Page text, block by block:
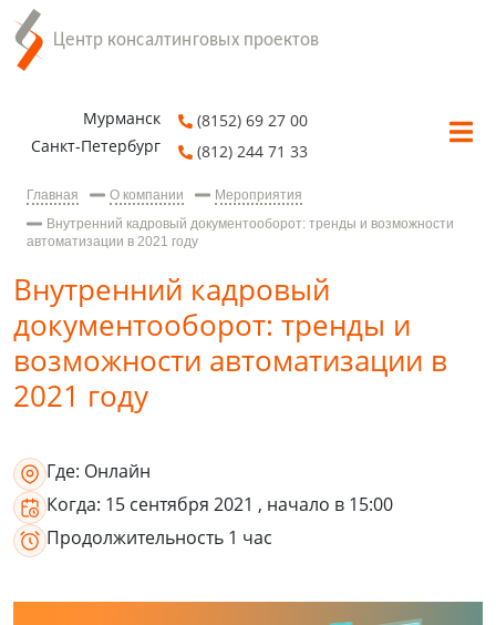
Мурманск
Санкт-Петербург
(8152) 69 27 00
(812) 244 71 33
Главная О компании
Мероприятия
Внутренний кадровый документооборот: тренды и возможности
автоматизации в 2021 году
Внутренний кадровый
документооборот: тренды и
возможности автоматизации в
2021 году
Где: Онлайн
Когда: 15 сентября 2021 , начало в 15:00
Продолжительность 1 час